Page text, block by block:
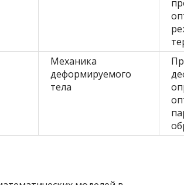
Механика
деформируемого
тела